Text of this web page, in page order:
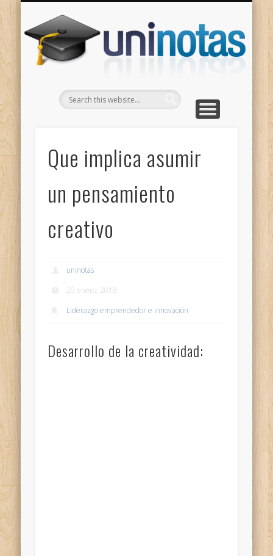
Que implica asumir
un pensamiento
creativo
uninotas
29 enero, 2018
Liderazgo emprendedor e innovación
Desarrollo de la creatividad: